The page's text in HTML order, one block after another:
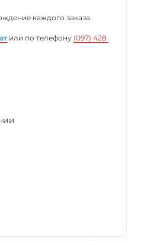
каждого заказа.
или по телефону (097) 428